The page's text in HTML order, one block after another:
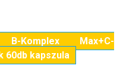
Komplex Max+C-
60db kapszula